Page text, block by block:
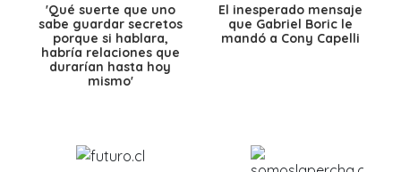
'Qué suerte que uno
sabe guardar secretos
porque si hablara,
habría relaciones que
durarían hasta hoy
mismo'
El inesperado mensaje
que Gabriel Boric le
mandó a Cony Capelli